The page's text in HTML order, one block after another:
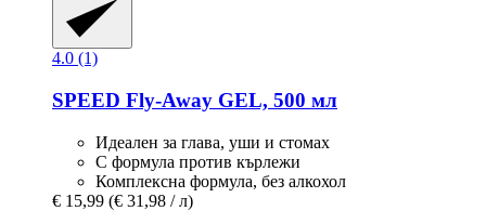
4.0 (1)
SPEED Fly-​Away GEL, 500 мл
Идеален за глава, уши и стомах
С формула против кърлежи
Комплексна формула, без алкохол
€ 15,99 (€ 31,98 / л)